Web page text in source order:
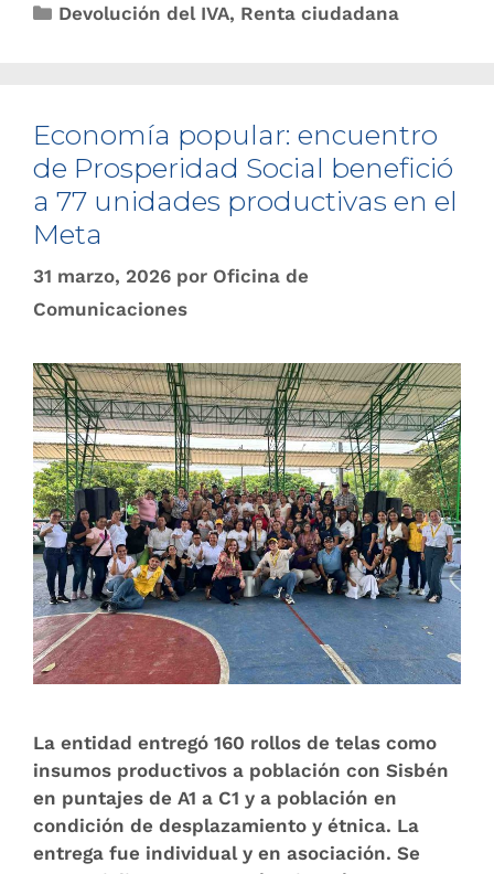
Devolución del IVA, Renta ciudadana
Economía popular: encuentro
de Prosperidad Social benefició
a 77 unidades productivas en el
Meta
31 marzo, 2026 por Oficina de
Comunicaciones
La entidad entregó 160 rollos de telas como
insumos productivos a población con Sisbén
en puntajes de A1 a C1 y a población en
condición de desplazamiento y étnica. La
entrega fue individual y en asociación. Se